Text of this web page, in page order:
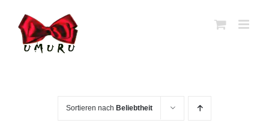
Inhalt
springen
Sortieren nach Beliebtheit